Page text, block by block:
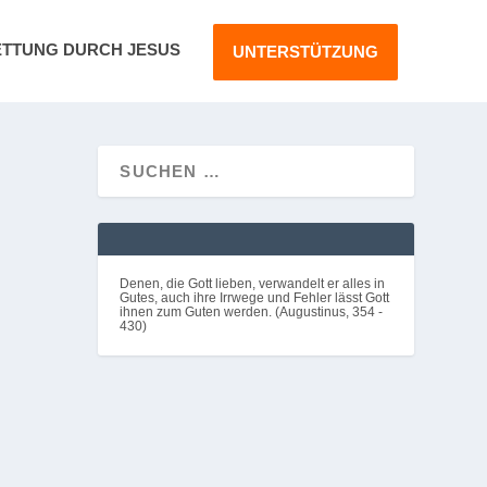
DURCH JESUS UNTERSTÜTZUNG
Denen, die Gott lieben, verwandelt er alles in
Gutes, auch ihre Irrwege und Fehler lässt Gott
ihnen zum Guten werden. (Augustinus, 354 -
430)